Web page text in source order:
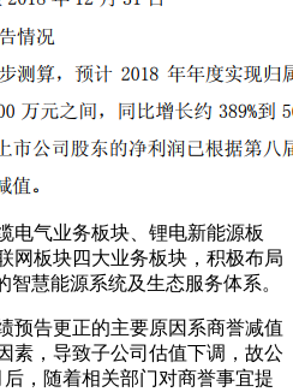
电气业务板块、锂电新能源板
网板块四大业务板块，积极布局
智慧能源系统及生态服务体系。
预告更正的主要原因系商誉减值
素，导致子公司估值下调，故公
，随着相关部门对商誉事宜提